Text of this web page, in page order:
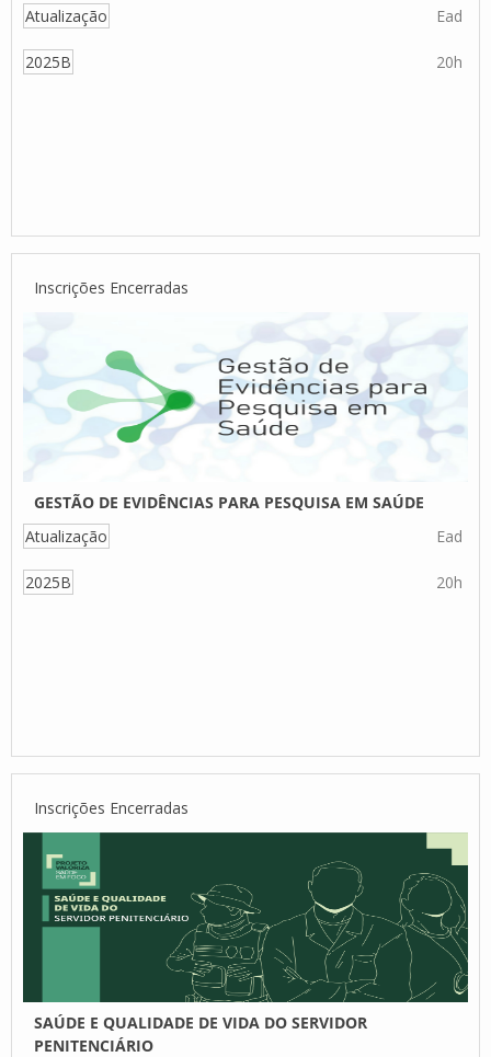
Atualização
Ead
2025B 20h
Inscrições Encerradas
GESTÃO DE EVIDÊNCIAS PARA PESQUISA EM SAÚDE
Atualização
Ead
2025B 20h
Inscrições Encerradas
SAÚDE E QUALIDADE DE VIDA DO SERVIDOR
PENITENCIÁRIO